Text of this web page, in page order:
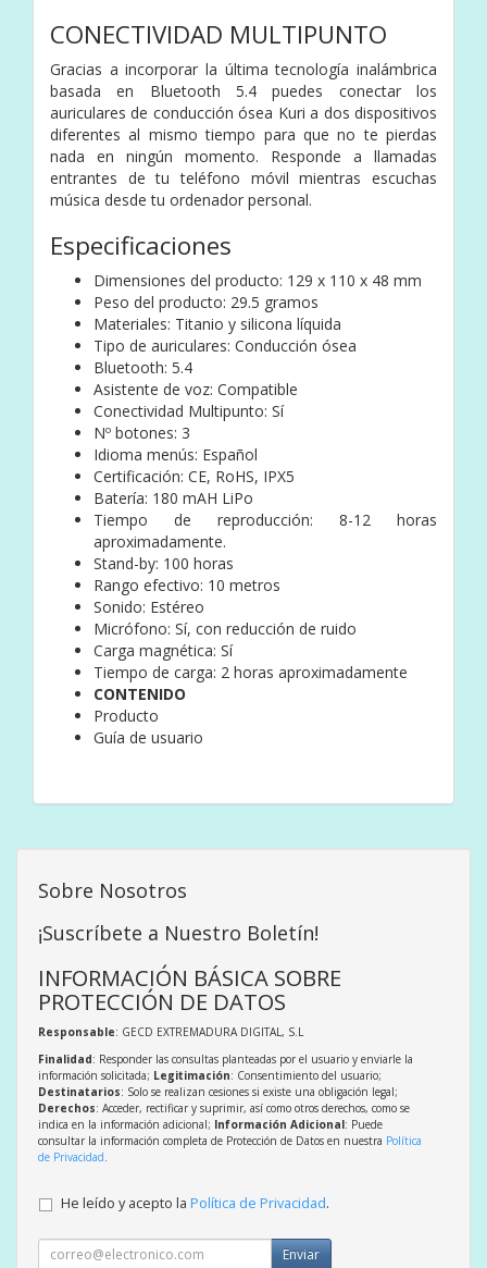
CONECTIVIDAD MULTIPUNTO
Gracias a incorporar la última tecnología inalámbrica
basada en Bluetooth 5.4 puedes conectar los
auriculares de conducción ósea Kuri a dos dispositivos
diferentes al mismo tiempo para que no te pierdas
nada en ningún momento. Responde a llamadas
entrantes de tu teléfono móvil mientras escuchas
música desde tu ordenador personal.
Especificaciones
Dimensiones del producto: 129 x 110 x 48 mm
Peso del producto: 29.5 gramos
Materiales: Titanio y silicona líquida
Tipo de auriculares: Conducción ósea
Bluetooth: 5.4
Asistente de voz: Compatible
Conectividad Multipunto: Sí
Nº botones: 3
Idioma menús: Español
Certificación: CE, RoHS, IPX5
Batería: 180 mAH LiPo
Tiempo de reproducción: 8-12 horas
aproximadamente.
Stand-by: 100 horas
Rango efectivo: 10 metros
Sonido: Estéreo
Micrófono: Sí, con reducción de ruido
Carga magnética: Sí
Tiempo de carga: 2 horas aproximadamente
CONTENIDO
Producto
Guía de usuario
Sobre Nosotros
¡Suscríbete a Nuestro Boletín!
INFORMACIÓN BÁSICA SOBRE
PROTECCIÓN DE DATOS
Responsable: GECD EXTREMADURA DIGITAL, S.L
Finalidad: Responder las consultas planteadas por el usuario y enviarle la
información solicitada; Legitimación: Consentimiento del usuario;
Destinatarios: Solo se realizan cesiones si existe una obligación legal;
Derechos: Acceder, rectificar y suprimir, así como otros derechos, como se
indica en la información adicional; Información Adicional: Puede
consultar la información completa de Protección de Datos en nuestra Política
de Privacidad
He leído y acepto la Política de Privacidad.
Enviar